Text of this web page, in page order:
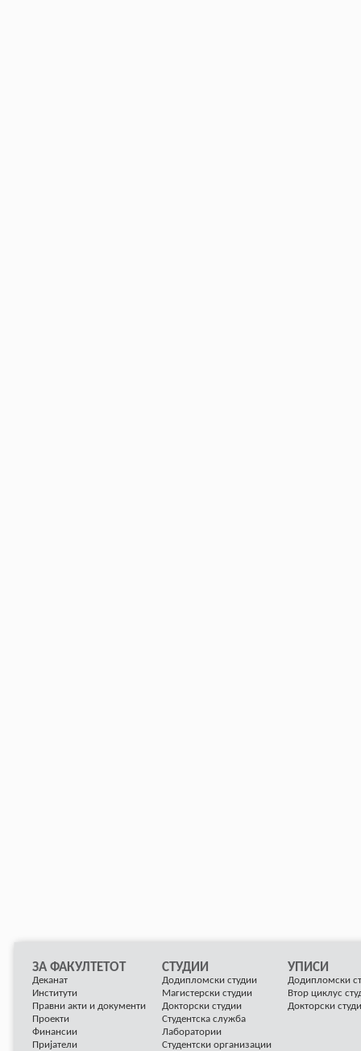
ЗА ФАКУЛТЕТОТ
Деканат
Институти
Правни акти и документи
Проекти
Финансии
Пријатели
СТУДИИ
Додипломски студии
Магистерски студии
Докторски студии
Студентска служба
Лаборатории
Студентски организации
УПИСИ
Додипломски
Втор циклус
Докторски